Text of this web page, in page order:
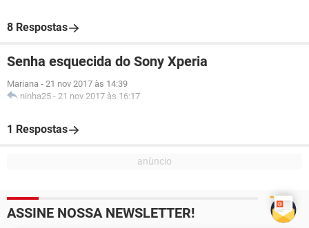
8 Respostas
Senha esquecida do Sony Xperia
Mariana - 21 nov 2017 às 14:39
ninha25 - 21 nov 2017 às 16:17
1 Respostas
ASSINE NOSSA NEWSLETTER!